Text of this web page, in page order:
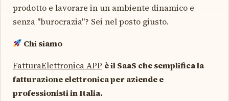
prodotto e lavorare in un ambiente dinamico e
senza "burocrazia"? Sei nel posto giusto.
Chi siamo
FatturaElettronica APP è il SaaS che semplifica la
fatturazione elettronica per aziende e
professionisti in Italia.